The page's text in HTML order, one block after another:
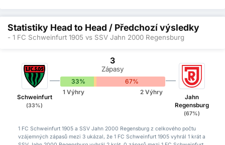
Statistiky Head to Head / Předchozí výsledky
- 1 FC Schweinfurt 1905 vs SSV Jahn 2000 Regensburg
Schweinfurt
(33%)
3
Zápasy
33% 67%
1 Výhry 2 Výhry
Jahn
Regensburg
(67%)
1 FC Schweinfurt 1905 a SSV Jahn 2000 Regensburg z celkového počtu
vzájemných zápasů mezi 3 ukázal, že 1 FC Schweinfurt 1905 vyhrál 1 krát a